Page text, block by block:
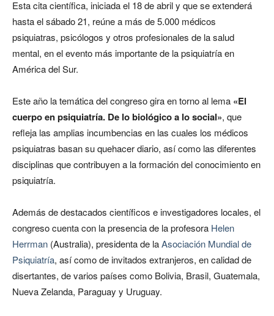
Esta cita científica, iniciada el 18 de abril y que se extenderá
hasta el sábado 21, reúne a más de 5.000 médicos
psiquiatras, psicólogos y otros profesionales de la salud
mental, en el evento más importante de la psiquiatría en
América del Sur.
Este año la temática del congreso gira en torno al lema «El
cuerpo en psiquiatría. De lo biológico a lo social», que
refleja las amplias incumbencias en las cuales los médicos
psiquiatras basan su quehacer diario, así como las diferentes
disciplinas que contribuyen a la formación del conocimiento en
psiquiatría.
Además de destacados científicos e investigadores locales, el
congreso cuenta con la presencia de la profesora Helen
Herrman (Australia), presidenta de laAsociación Mundial de
Psiquiatría, así como de invitados extranjeros, en calidad de
disertantes, de varios países como Bolivia, Brasil, Guatemala,
Nueva Zelanda, Paraguay y Uruguay.